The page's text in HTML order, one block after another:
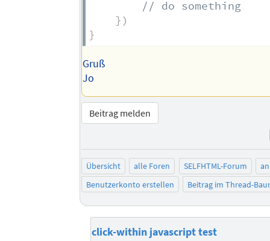
// do something
})
}
Gruß
Jo
Beitrag melden
Übersicht alle Foren SELFHTML-Forum
Benutzerkonto erstellen
Beitrag im Thread-
click-within javascript test